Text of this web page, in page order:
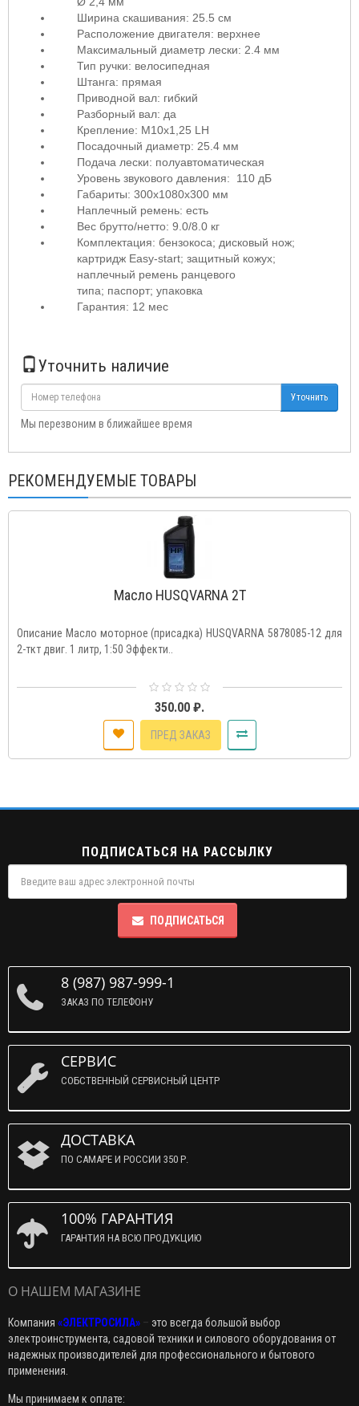
Ширина скашивания: 25.5 см
Расположение двигателя: верхнее
Максимальный диаметр лески: 2.4 мм
Тип ручки: велосипедная
Штанга: прямая
Приводной вал: гибкий
Разборный вал: да
Крепление: М10х1,25 LH
Посадочный диаметр: 25.4 мм
Подача лески: полуавтоматическая
Уровень звукового давления: 110 дБ
Габариты: 300х1080х300 мм
Наплечный ремень: есть
Вес брутто/нетто: 9.0/8.0 кг
Комплектация: бензокоса; дисковый нож;
картридж Easy-start; защитный кожух;
наплечный ремень ранцевого
типа; паспорт; упаковка
Гарантия: 12 мес
Уточнить наличие
Уточнить
Мы перезвоним в ближайшее время
РЕКОМЕНДУЕМЫЕ ТОВАРЫ
Масло HUSQVARNA 2T
Описание Масло моторное (присадка) HUSQVARNA 5878085-12 для
2-ткт двиг. 1 литр, 1:50 Эффекти..
350.00 ₽.
ПРЕД ЗАКАЗ
ПОДПИСАТЬСЯ НА РАССЫЛКУ
ПОДПИСАТЬСЯ
8 (987) 987-999-1
ЗАКАЗ ПО ТЕЛЕФОНУ
СЕРВИС
СОБСТВЕННЫЙ СЕРВИСНЫЙ ЦЕНТР
ДОСТАВКА
ПО САМАРЕ И РОССИИ 350 Р.
100% ГАРАНТИЯ
ГАРАНТИЯ НА ВСЮ ПРОДУКЦИЮ
О НАШЕМ МАГАЗИНЕ
Компания «ЭЛЕКТРОСИЛА» – это всегда большой выбор
электроинструмента, садовой техники и силового оборудования от
надежных производителей для профессионального и бытового
применения.
Мы принимаем к оплате: